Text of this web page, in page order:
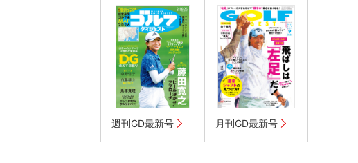
週刊GD最新号 月刊GD最新号